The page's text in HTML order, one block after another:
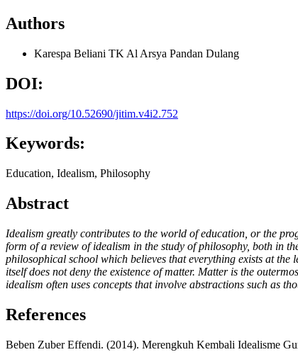
Authors
Karespa Beliani TK Al Arsya Pandan Dulang
DOI:
https://doi.org/10.52690/jitim.v4i2.752
Keywords:
Education, Idealism, Philosophy
Abstract
Idealism greatly contributes to the world of education, or the
form of a review of idealism in the study of philosophy, both in
philosophical school which believes that everything exists at
itself does not deny the existence of matter. Matter is the
idealism often uses concepts that involve abstractions such as
References
Beben Zuber Effendi. (2014). Merengkuh Kembali Idealisme